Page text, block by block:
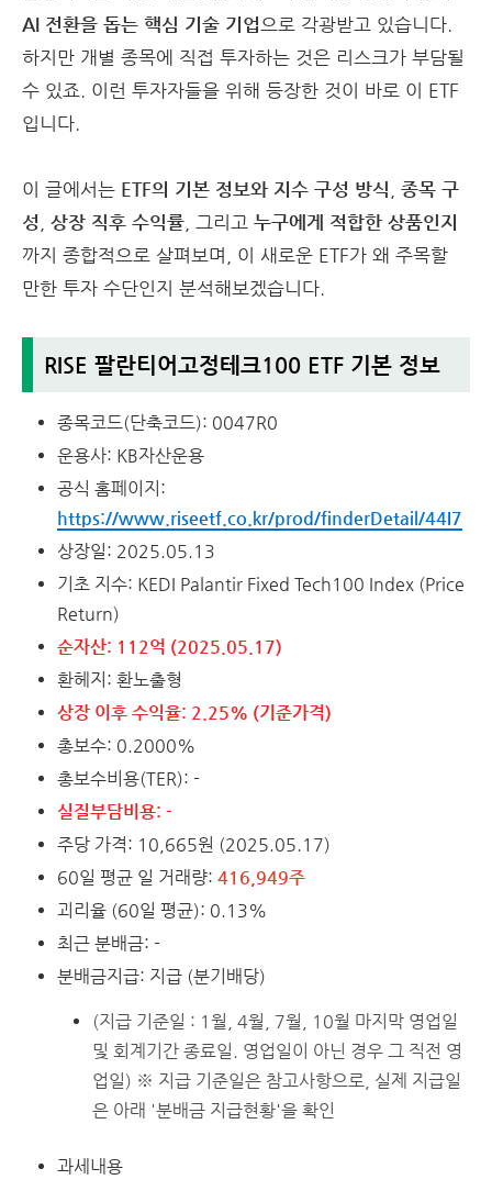
AI 전환을 돕는 핵심 기술 기업으로 각광받고 있습니다.
하지만 개별 종목에 직접 투자하는 것은 리스크가 부담될
수 있죠. 이런 투자자들을 위해 등장한 것이 바로 이 ETF
입니다.
이 글에서는 ETF의 기본 정보와 지수 구성 방식 종목 구
성 상장 직후 수익률 , 그리고 누구에게 적합한 상품인지
까지 종합적으로 살펴보며, 이 새로운 ETF가 왜 주목할
만한 투자 수단인지 분석해보겠습니다.
RISE 팔란티어고정테크100 ETF 기본 정보
종목코드(단축코드): 0047R0
운용사: KB자산운용
공식 홈페이지:
https://www.riseetf.co.kr/prod/finderDetail/44I7
상장일: 2025.05.13
기초 지수: KEDI Palantir Fixed Tech100 Index (Price
Return)
순자산: 112억 (2025.05.17)
환헤지: 환노출형
상장 이후 수익율: 2.25% (기준가격)
총보수: 0.2000%
총보수비용(TER): -
실질부담비용: -
주당 가격: 10,665원 (2025.05.17)
60일 평균 일 거래량: 416,949주
괴리율 (60일 평균): 0.13%
최근 분배금: -
분배금지급: 지급 (분기배당)
(지급 기준일 : 1월, 4월, 7월, 10월 마지막 영업일
및 회계기간 종료일. 영업일이 아닌 경우 그 직전 영
업일) ※ 지급 기준일은 참고사항으로, 실제 지급일
은 아래 '분배금 지급현황'을 확인
과세내용